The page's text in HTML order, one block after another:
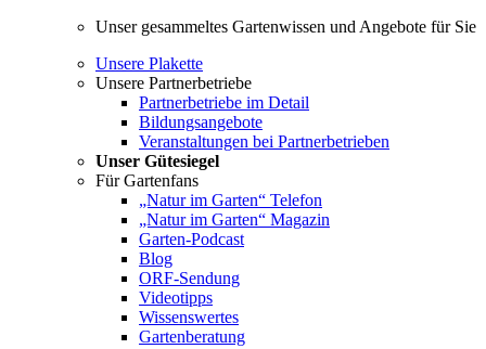
Unser gesammeltes Gartenwissen und Angebote für Sie
Unsere Plakette
Unsere Partnerbetriebe
Partnerbetriebe im Detail
Bildungsangebote
Veranstaltungen bei Partnerbetrieben
Unser Gütesiegel
Für Gartenfans
„Natur im Garten“ Telefon
„Natur im Garten“ Magazin
Garten-Podcast
Blog
ORF-Sendung
Videotipps
Wissenswertes
Gartenberatung